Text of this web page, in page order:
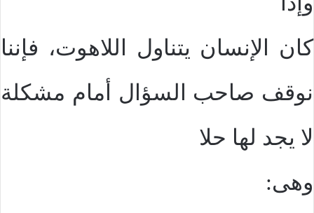
كان الإنسان يتناول اللاهوت، فإننا
نوقف صاحب السؤال أمام مشكلة
لا يجد لها حلا
وهى: